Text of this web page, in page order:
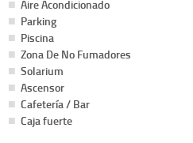
Aire Acondicionado
Parking
Piscina
Zona De No Fumadores
Solarium
Ascensor
Cafetería / Bar
Caja fuerte